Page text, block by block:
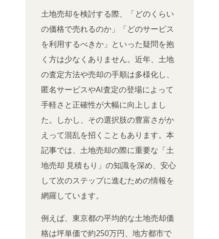
土地売却を検討する際、「どのくらい
の価格で売れるのか」「どのサービス
を利用するべきか」といった疑問を抱
く方は少なくありません。近年、土地
の査定方法や売却の手順は多様化し、
匿名サービスやAI査定の登場によって
手軽さと正確性が大幅に向上しまし
た。しかし、その選択肢の豊富さがか
えって混乱を招くこともあります。本
記事では、土地売却の際に重要な「土
地売却 見積もり」の知識を深め、安心
して次のステップに進むための情報を
網羅しています。
例えば、東京都の平均的な土地売却価
格は坪単価で約250万円、地方都市で